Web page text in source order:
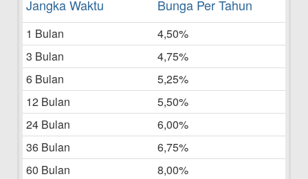
Daftar Pemenang Undian TAMASHA
Bulan Mei 2025
Laporan Keuangan Berkelanjutan
06-05-2025
Daftar Pemenang Undian TAMASHA
Bulan April 2025
15-04-2025
Pengumuman Nama Baru Perusahaan
Jangka Waktu Bunga Per Tahun
1 Bulan
4,50%
3 Bulan
4,75%
6 Bulan
5,25%
12 Bulan
5,50%
24 Bulan
6,00%
36 Bulan
6,75%
60 Bulan
8,00%